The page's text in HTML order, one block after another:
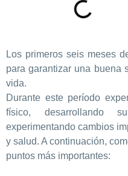
Los primeros seis meses
para garantizar una buena
vida.
Durante este período
físico, desarrollando
experimentando cambios
y salud. A continuación,
puntos más importantes: